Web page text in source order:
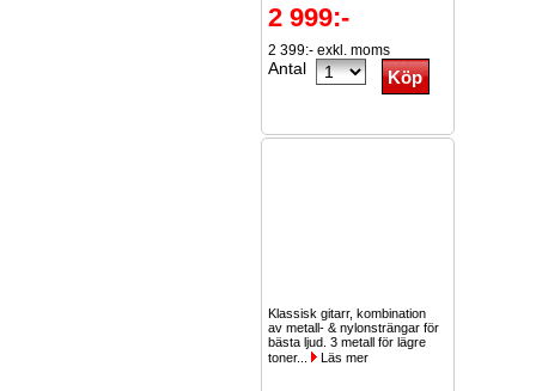
2 999:-
2 399:- exkl. moms
Antal
Klassisk gitarr, kombination
av metall- & nylonsträngar för
bästa ljud. 3 metall för lägre
toner...
Läs mer